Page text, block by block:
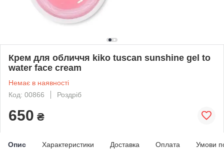
Крем для обличчя kiko tuscan sunshine gel to
water face cream
Немає в наявності
Код: 00866
Роздріб
650 ₴
Опис Характеристики Доставка Оплата Умови